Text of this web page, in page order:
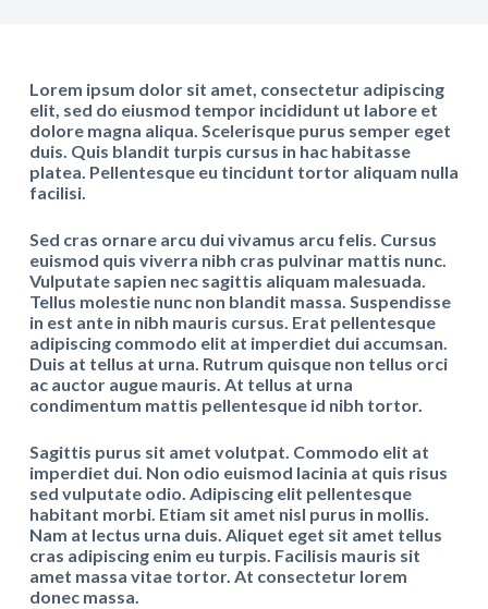
Lorem ipsum dolor sit amet, consectetur adipiscing
elit, sed do eiusmod tempor incididunt ut labore et
dolore magna aliqua. Scelerisque purus semper eget
duis. Quis blandit turpis cursus in hac habitasse
platea. Pellentesque eu tincidunt tortor aliquam nulla
facilisi.
Sed cras ornare arcu dui vivamus arcu felis. Cursus
euismod quis viverra nibh cras pulvinar mattis nunc.
Vulputate sapien nec sagittis aliquam malesuada.
Tellus molestie nunc non blandit massa. Suspendisse
in est ante in nibh mauris cursus. Erat pellentesque
adipiscing commodo elit at imperdiet dui accumsan.
Duis at tellus at urna. Rutrum quisque non tellus orci
ac auctor augue mauris. At tellus at urna
condimentum mattis pellentesque id nibh tortor.
Sagittis purus sit amet volutpat. Commodo elit at
imperdiet dui. Non odio euismod lacinia at quis risus
sed vulputate odio. Adipiscing elit pellentesque
habitant morbi. Etiam sit amet nisl purus in mollis.
Nam at lectus urna duis. Aliquet eget sit amet tellus
cras adipiscing enim eu turpis. Facilisis mauris sit
amet massa vitae tortor. At consectetur lorem
donec massa.